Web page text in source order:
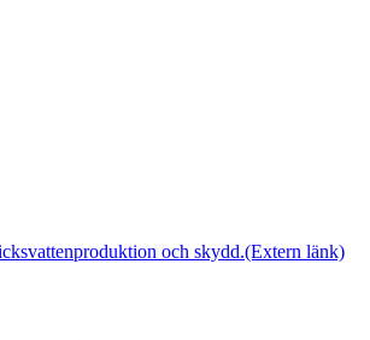
och skydd.(Extern länk)